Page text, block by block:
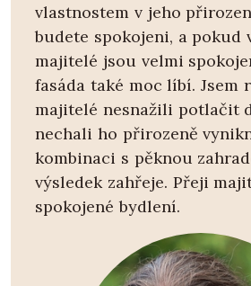
vlastnostem v jeho
budete spokojeni, a pokud
majitelé jsou velmi
fasáda také moc líbí. Jsem
majitelé nesnažili potlačit
nechali ho přirozeně
kombinaci s pěknou
výsledek zahřeje. Přeji
spokojené bydlení.